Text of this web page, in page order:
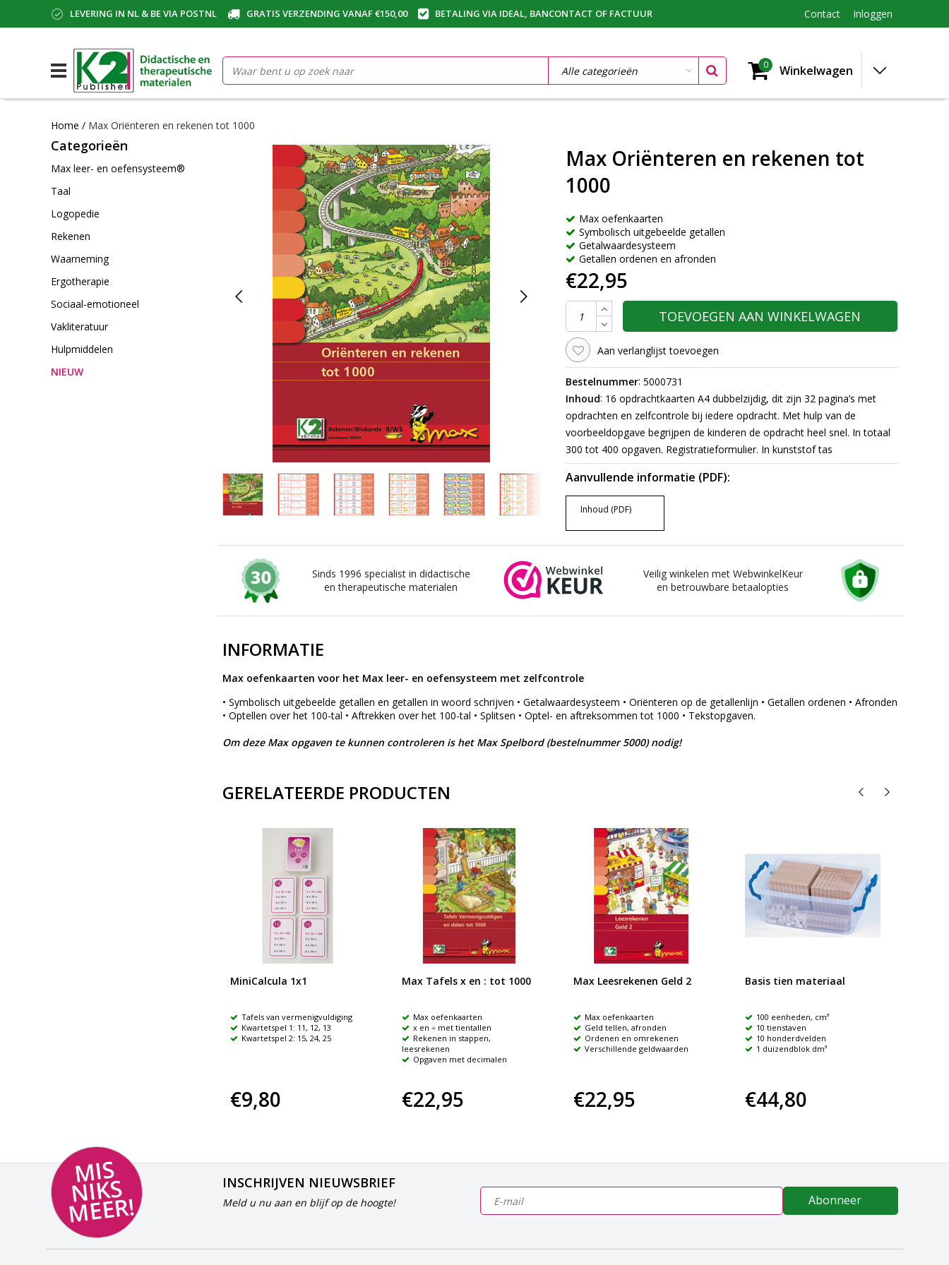
LEVERING IN NL & BE VIA POSTNL GRATIS VERZENDING VANAF €150,00 BETALING VIA IDEAL, BANCONTACT OF FACTUUR Contact Inloggen
0 Winkelwagen
Home / Max Oriënteren en rekenen tot 1000
Categorieën
Max leer- en oefensysteem®
Taal
Logopedie
Rekenen
Waarneming
Ergotherapie
Sociaal-emotioneel
Vakliteratuur
Hulpmiddelen
NIEUW
Max Oriënteren en rekenen tot
1000
Max oefenkaarten
Symbolisch uitgebeelde getallen
Getalwaardesysteem
Getallen ordenen en afronden
€22,95
TOEVOEGEN AAN WINKELWAGEN
Aan verlanglijst toevoegen
Bestelnummer: 5000731
Inhoud: 16 opdrachtkaarten A4 dubbelzijdig, dit zijn 32 pagina’s met
opdrachten en zelfcontrole bij iedere opdracht. Met hulp van de
voorbeeldopgave begrijpen de kinderen de opdracht heel snel. In totaal
300 tot 400 opgaven. Registratieformulier. In kunststof tas
Aanvullende informatie (PDF):
Inhoud (PDF)
Sinds 1996 specialist in didactische
en therapeutische materialen
Veilig winkelen met WebwinkelKeur
en betrouwbare betaalopties
INFORMATIE
Max oefenkaarten voor het Max leer- en oefensysteem met zelfcontrole
• Symbolisch uitgebeelde getallen en getallen in woord schrijven • Getalwaardesysteem • Oriënteren op de getallenlijn • Getallen ordenen • Afronden
• Optellen over het 100-tal • Aftrekken over het 100-tal • Splitsen • Optel- en aftreksommen tot 1000 • Tekstopgaven.
Om deze Max opgaven te kunnen controleren is het Max Spelbord (bestelnummer 5000) nodig!
GERELATEERDE PRODUCTEN
MiniCalcula 1x1
Tafels van vermenigvuldiging
Kwartetspel 1: 11, 12, 13
Kwartetspel 2: 15, 24, 25
€9,80
Max Tafels x en : tot 1000
Max oefenkaarten
x en ÷ met tientallen
Rekenen in stappen,
leesrekenen
Opgaven met decimalen
€22,95
Max Leesrekenen Geld 2
Max oefenkaarten
Geld tellen, afronden
Ordenen en omrekenen
Verschillende geldwaarden
€22,95
Basis tien materiaal
100 eenheden, cm³
10 tienstaven
10 honderdvelden
1 duizendblok dm³
€44,80
MI
S
NI
K
S
M
E
E
R!
INSCHRIJVEN NIEUWSBRIEF
Meld u nu aan en blijf op de hoogte! Abonneer